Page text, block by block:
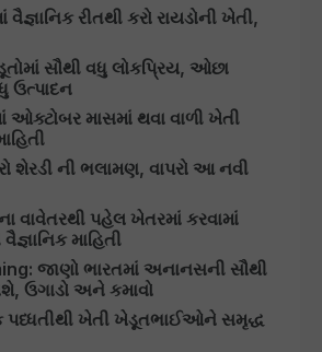
રીતથી કરો રાયડોની ખેતી,
સૌથી વધુ લોકપ્રિય, ઓછા
ઉત્પાદન
ઓક્ટોબર માસમાં થવા વાળી ખેતી
શેરડી ની ભલામણ, વાપરો આ નવી
વાવેતરથી પહેલ ખેતરમાં કરવામાં
માહિતી
જાણો ભારતમાં અનાનસની સૌથી
ઉગાડો અને કમાવો
પધ્ધતીથી ખેતી ખેડૂતભાઈઓને સમૃદ્ધ